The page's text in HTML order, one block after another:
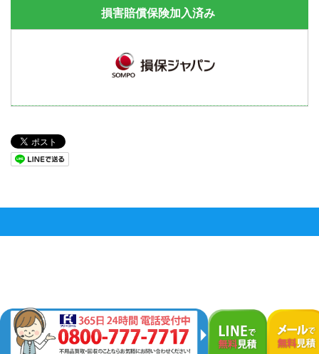
損害賠償保険加入済み